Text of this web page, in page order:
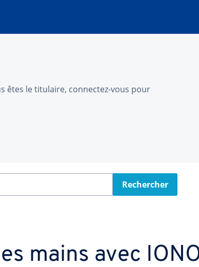
êtes le titulaire, connectez-vous pour
Rechercher
mains avec